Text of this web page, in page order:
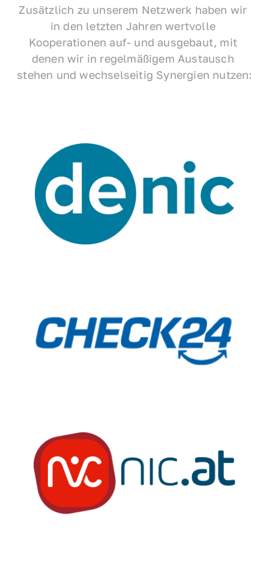
Zusätzlich zu unserem Netzwerk haben wir
in den letzten Jahren wertvolle
Kooperationen auf- und ausgebaut, mit
denen wir in regelmäßigem Austausch
stehen und wechselseitig Synergien nutzen: